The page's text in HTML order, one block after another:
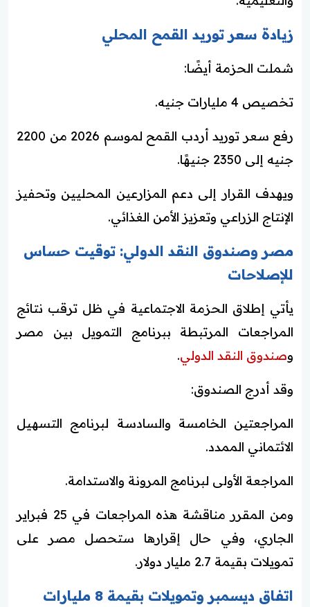
زيادة سعر توريد القمح المحلي
شملت الحزمة أيضًا:
تخصيص 4 مليارات جنيه.
رفع سعر توريد أردب القمح لموسم 2026 من 2200
جنيه إلى 2350 جنيهًا.
ويهدف القرار إلى دعم المزارعين المحليين وتحفيز
الإنتاج الزراعي وتعزيز الأمن الغذائي.
مصر وصندوق النقد الدولي: توقيت حساس
للإصلاحات
يأتي إطلاق الحزمة الاجتماعية في ظل ترقب نتائج
المراجعات المرتبطة ببرنامج التمويل بين مصر
وصندوق النقد الدولي.
وقد أدرج الصندوق:
المراجعتين الخامسة والسادسة لبرنامج التسهيل
الائتماني الممدد.
المراجعة الأولى لبرنامج المرونة والاستدامة.
ومن المقرر مناقشة هذه المراجعات في 25 فبراير
الجاري، وفي حال إقرارها ستحصل مصر على
تمويلات بقيمة 2.7 مليار دولار.
اتفاق ديسمبر وتمويلات بقيمة 8 مليارات